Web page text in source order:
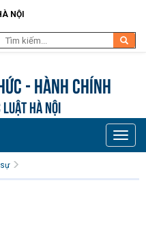
NỘI
- Hành chính
HÀ NỘI
Toggle